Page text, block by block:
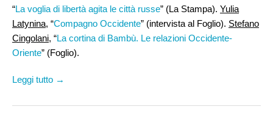
“La voglia di libertà agita le città russe” (La Stampa). Yulia
Latynina, “Compagno Occidente” (intervista al Foglio). Stefano
Cingolani, “La cortina di Bambù. Le relazioni Occidente-
Oriente” (Foglio).
Leggi tutto →